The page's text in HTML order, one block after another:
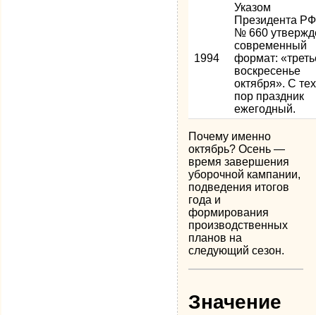
1994
Указом
Президента РФ
№ 660
современный
формат:
воскресенье
октября». С тех
пор праздник
ежегодный.
Почему именно
октябрь? Осень —
время завершения
уборочной кампании,
подведения итогов
года и
формирования
производственных
планов на
следующий сезон.
Значение